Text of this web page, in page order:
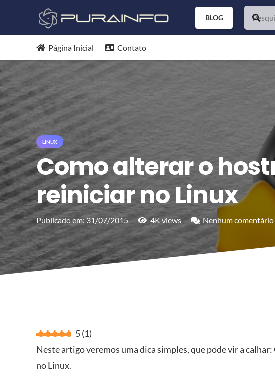
BLOG
Página Inicial Contato
LINUX
Como alterar o
reiniciar no Linux
Publicado em: 31/07/2015 4K views Nenhum comentário
5(1)
Neste artigo veremos uma dica simples, que pode vir a
no Linux.